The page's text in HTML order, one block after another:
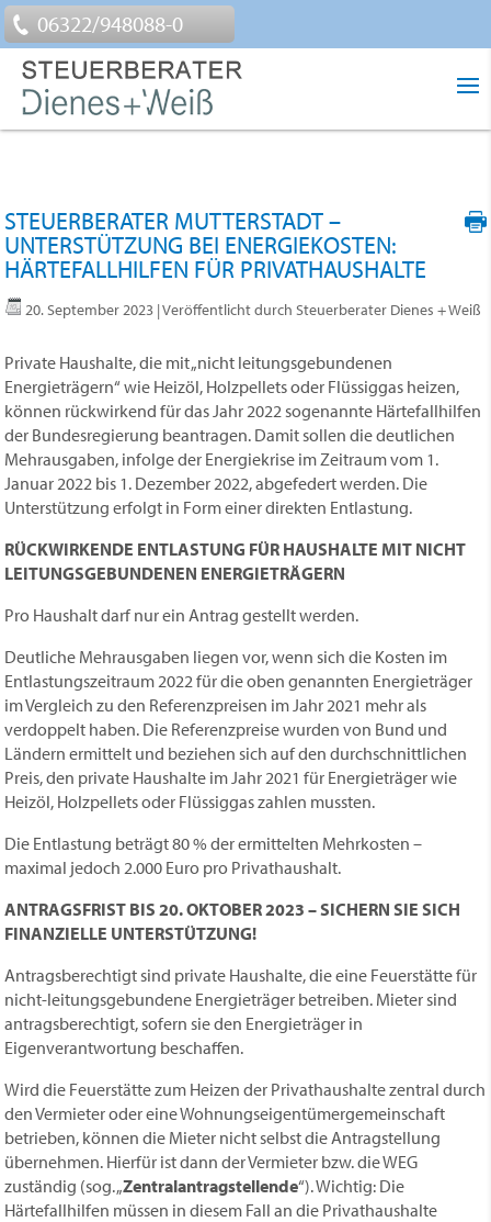
06322/948088-0
STEUERBERATER MUTTERSTADT –
UNTERSTÜTZUNG BEI ENERGIEKOSTEN:
HÄRTEFALLHILFEN FÜR PRIVATHAUSHALTE
20. September 2023 | Veröffentlicht durch Steuerberater Dienes + Weiß
Private Haushalte, die mit „nicht leitungsgebundenen
Energieträgern“ wie Heizöl, Holzpellets oder Flüssiggas heizen,
können rückwirkend für das Jahr 2022 sogenannte Härtefallhilfen
der Bundesregierung beantragen. Damit sollen die deutlichen
Mehrausgaben, infolge der Energiekrise im Zeitraum vom 1.
Januar 2022 bis 1. Dezember 2022, abgefedert werden. Die
Unterstützung erfolgt in Form einer direkten Entlastung.
RÜCKWIRKENDE ENTLASTUNG FÜR HAUSHALTE MIT NICHT
LEITUNGSGEBUNDENEN ENERGIETRÄGERN
Pro Haushalt darf nur ein Antrag gestellt werden.
Deutliche Mehrausgaben liegen vor, wenn sich die Kosten im
Entlastungszeitraum 2022 für die oben genannten Energieträger
im Vergleich zu den Referenzpreisen im Jahr 2021 mehr als
verdoppelt haben. Die Referenzpreise wurden von Bund und
Ländern ermittelt und beziehen sich auf den durchschnittlichen
Preis, den private Haushalte im Jahr 2021 für Energieträger wie
Heizöl, Holzpellets oder Flüssiggas zahlen mussten.
Die Entlastung beträgt 80 % der ermittelten Mehrkosten –
maximal jedoch 2.000 Euro pro Privathaushalt.
ANTRAGSFRIST BIS 20. OKTOBER 2023 – SICHERN SIE SICH
FINANZIELLE UNTERSTÜTZUNG!
Antragsberechtigt sind private Haushalte, die eine Feuerstätte für
nicht-leitungsgebundene Energieträger betreiben. Mieter sind
antragsberechtigt, sofern sie den Energieträger in
Eigenverantwortung beschaffen.
Wird die Feuerstätte zum Heizen der Privathaushalte zentral durch
den Vermieter oder eine Wohnungseigentümergemeinschaft
betrieben, können die Mieter nicht selbst die Antragstellung
übernehmen. Hierfür ist dann der Vermieter bzw. die WEG
zuständig (sog. „Zentralantragstellende“). Wichtig: Die
Härtefallhilfen müssen in diesem Fall an die Privathaushalte